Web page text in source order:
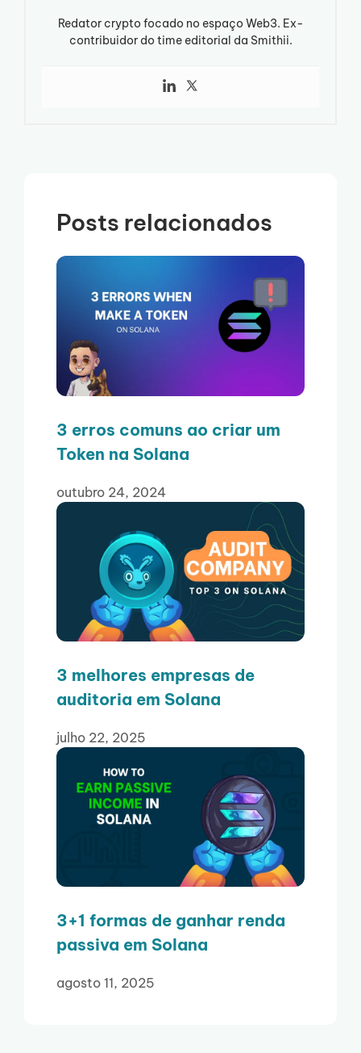
Redator crypto focado no espaço Web3. Ex-
contribuidor do time editorial da Smithii.
Posts relacionados
3 erros comuns ao criar um
Token na Solana
outubro 24, 2024
3 melhores empresas de
auditoria em Solana
julho 22, 2025
3+1 formas de ganhar renda
passiva em Solana
agosto 11, 2025